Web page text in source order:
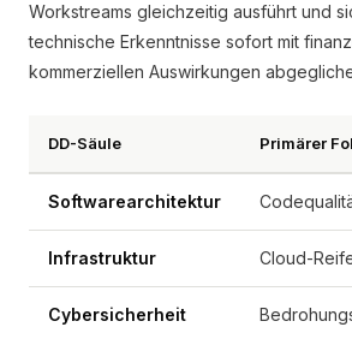
Workstreams gleichzeitig ausführt und
technische Erkenntnisse sofort mit
kommerziellen Auswirkungen
DD-Säule Primärer
Softwarearchitektur
Infrastruktur Cloud-
Cybersicherheit